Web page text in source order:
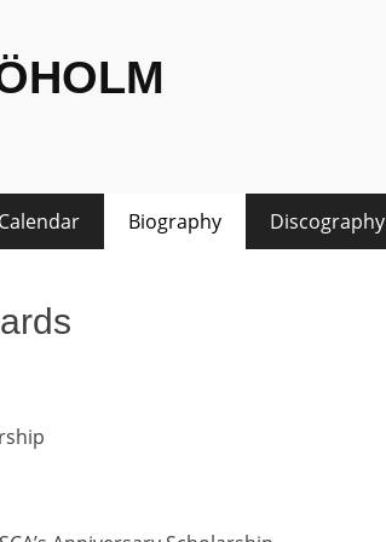
Calendar Biography Discography